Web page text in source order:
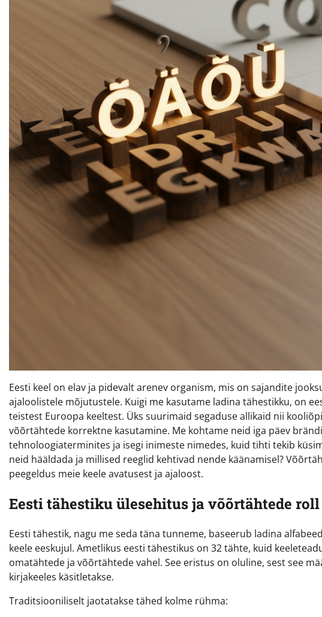
Eesti keel on elav ja pidevalt arenev organism, mis on sajandite
ajaloolistele mõjutustele. Kuigi me kasutame ladina tähestikku, on
teistest Euroopa keeltest. Üks suurimaid segaduse allikaid nii
võõrtähtede korrektne kasutamine. Me kohtame neid iga päev
tehnoloogiaterminites ja isegi inimeste nimedes, kuid tihti tekib
neid hääldada ja millised reeglid kehtivad nende käänamisel?
peegeldus meie keele avatusest ja ajaloost.
Eesti tähestiku ülesehitus ja võõrtähtede roll
Eesti tähestik, nagu me seda täna tunneme, baseerub ladina
keele eeskujul. Ametlikus eesti tähestikus on 32 tähte, kuid
omatähtede ja võõrtähtede vahel. See eristus on oluline, sest see
kirjakeeles käsitletakse.
Traditsiooniliselt jaotatakse tähed kolme rühma: